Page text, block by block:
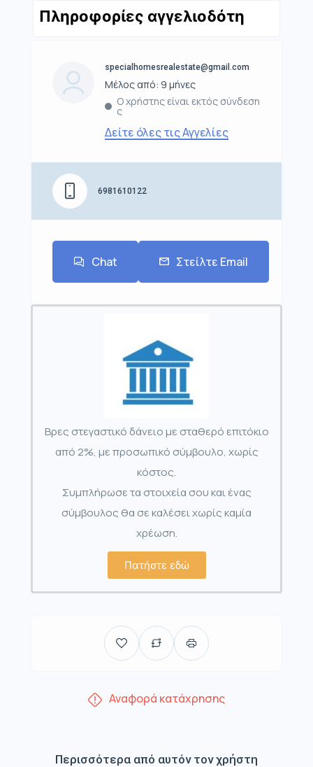
Πληροφορίες αγγελιοδότη
specialhomesrealestate@gmail.com
Μέλος από: 9 μήνες
Ο χρήστης είναι εκτός σύνδεση
ς
Δείτε όλες τις Αγγελίες
6981610122
Chat Στείλτε Email
Βρες στεγαστικό δάνειο με σταθερό επιτόκιο
από 2%, με προσωπικό σύμβουλο, χωρίς
κόστος.
Συμπλήρωσε τα στοιχεία σου και ένας
σύμβουλος θα σε καλέσει χωρίς καμία
χρέωση.
Πατήστε εδώ
Αναφορά κατάχρησης
Περισσότερα από αυτόν τον χρήστη